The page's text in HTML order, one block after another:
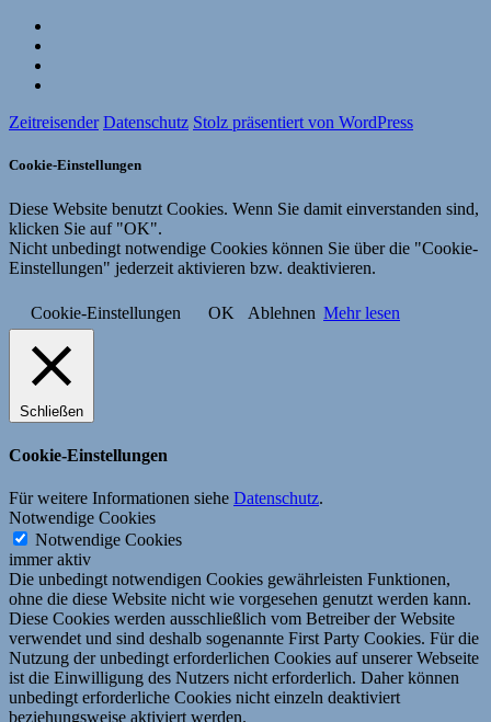
Zeitreisender Datenschutz Stolz präsentiert von WordPress
Cookie-Einstellungen
Diese Website benutzt Cookies. Wenn Sie damit einverstanden sind,
klicken Sie auf "OK".
Nicht unbedingt notwendige Cookies können Sie über die "Cookie-
Einstellungen" jederzeit aktivieren bzw. deaktivieren.
Cookie-Einstellungen OK Ablehnen Mehr lesen
Schließen
Cookie-Einstellungen
Für weitere Informationen siehe Datenschutz.
Notwendige Cookies
Notwendige Cookies
immer aktiv
Die unbedingt notwendigen Cookies gewährleisten Funktionen,
ohne die diese Website nicht wie vorgesehen genutzt werden kann.
Diese Cookies werden ausschließlich vom Betreiber der Website
verwendet und sind deshalb sogenannte First Party Cookies. Für die
Nutzung der unbedingt erforderlichen Cookies auf unserer Webseite
ist die Einwilligung des Nutzers nicht erforderlich. Daher können
unbedingt erforderliche Cookies nicht einzeln deaktiviert
beziehungsweise aktiviert werden.